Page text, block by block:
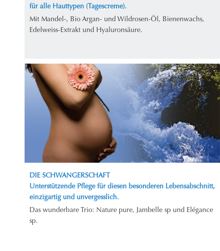
für alle Hauttypen (Tagescreme).
Mit Mandel-, Bio Argan- und Wildrosen-Öl, Bienenwachs,
Edelweiss-Extrakt und Hyaluronsäure.
DIE SCHWANGERSCHAFT
Unterstützende Pflege für diesen besonderen Lebensabschnitt,
einzigartig und unvergesslich.
Das wunderbare Trio: Nature pure, Jambelle sp und Elégance
sp.